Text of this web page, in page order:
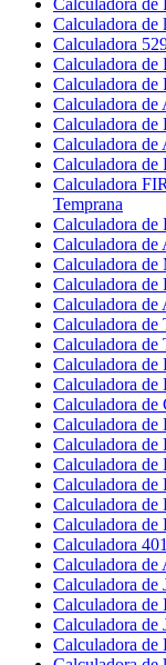
Calculadora de
Calculadora
Calculadora de
Calculadora de
Calculadora de
Calculadora de
Calculadora de
Calculadora de
Calculadora
Temprana
Calculadora de
Calculadora de
Calculadora de
Calculadora de
Calculadora de
Calculadora de
Calculadora de
Calculadora de
Calculadora de
Calculadora de
Calculadora de
Calculadora de
Calculadora de
Calculadora de
Calculadora de
Calculadora de
Calculadora
Calculadora de
Calculadora de
Calculadora de
Calculadora de
Calculadora de